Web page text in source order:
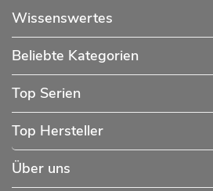
Wissenswertes
Beliebte Kategorien
Top Serien
Top Hersteller
Über uns